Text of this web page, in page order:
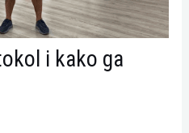
i kako ga